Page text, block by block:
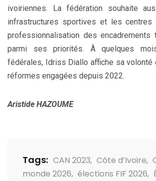
ivoiriennes. La fédération souhaite
infrastructures sportives et les centres
professionnalisation des encadrements
parmi ses priorités. À quelques
fédérales, Idriss Diallo affiche sa volonté
réformes engagées depuis 2022.
Aristide HAZOUME
Tags: CAN 2023, Côte d’Ivoire,
monde 2026, élections FIF 2026,